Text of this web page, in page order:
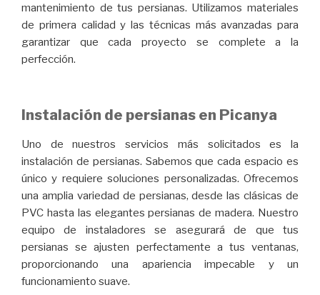
mantenimiento de tus persianas. Utilizamos materiales
de primera calidad y las técnicas más avanzadas para
garantizar que cada proyecto se complete a la
perfección.
Instalación de persianas en Picanya
Uno de nuestros servicios más solicitados es la
instalación de persianas. Sabemos que cada espacio es
único y requiere soluciones personalizadas. Ofrecemos
una amplia variedad de persianas, desde las clásicas de
PVC hasta las elegantes persianas de madera. Nuestro
equipo de instaladores se asegurará de que tus
persianas se ajusten perfectamente a tus ventanas,
proporcionando una apariencia impecable y un
funcionamiento suave.